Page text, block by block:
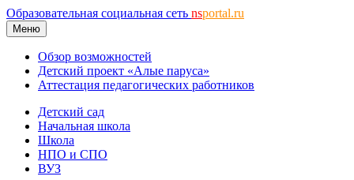
Образовательная социальная сеть nsportal.ru
Меню
Обзор возможностей
Детский проект «Алые паруса»
Аттестация педагогических работников
Детский сад
Начальная школа
Школа
НПО и СПО
ВУЗ